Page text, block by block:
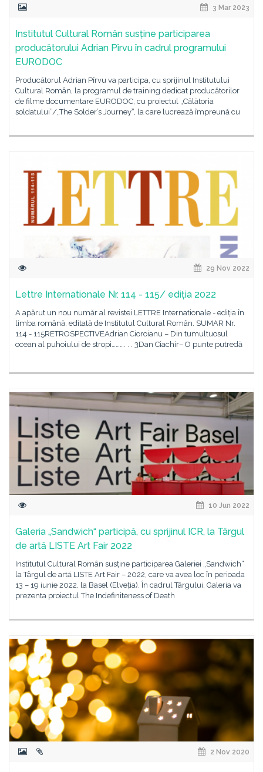
3 Mar 2023
Institutul Cultural Român susține participarea
producătorului Adrian Pîrvu în cadrul programului
EURODOC
Producătorul Adrian Pîrvu va participa, cu sprijinul Institutului
Cultural Român, la programul de training dedicat producătorilor
de filme documentare EURODOC, cu proiectul „Călătoria
soldatului”/„The Solder’s Journeyˮ, la care lucrează împreună cu
29 Nov 2022
Lettre Internationale Nr. 114 - 115/ ediția 2022
A apărut un nou număr al revistei LETTRE Internationale - ediția în
limba română, editată de Institutul Cultural Român. SUMAR Nr.
114 - 115RETROSPECTIVEAdrian Cioroianu – Din tumultuosul
ocean al puhoiului de stropi………. . . 3Dan Ciachir– O punte putredă
10 Jun 2022
Galeria „Sandwich“ participă, cu sprijinul ICR, la Târgul
de artă LISTE Art Fair 2022
Institutul Cultural Român susține participarea Galeriei „Sandwich“
la Târgul de artă LISTE Art Fair – 2022, care va avea loc în perioada
13 – 19 iunie 2022, la Basel (Elveția). În cadrul Târgului, Galeria va
prezenta proiectul The Indefiniteness of Death
2 Nov 2020